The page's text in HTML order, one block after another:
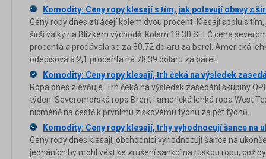
Komodity: Ceny ropy klesají s tím, jak polevují obavy z
Ceny ropy dnes ztrácejí kolem dvou procent. Klesají spolu s
širší války na Blízkém východě. Kolem 18:30 SELČ cena
procenta a prodávala se za 80,72 dolaru za barel. Americká
odepisovala 2,1 procenta na 78,39 dolaru za barel.
Komodity: Ceny ropy klesají, trh čeká na výsledek
Ropa dnes zlevňuje. Trh čeká na výsledek zasedání skupiny
týden. Severomořská ropa Brent i americká lehká ropa West
nicméně na cestě k prvnímu ziskovému týdnu za pět týdnů.
Komodity: Ceny ropy klesají, trhy vyhodnocují šance na
Ceny ropy dnes klesají, obchodníci vyhodnocují šance na
jednáních by mohl vést ke zrušení sankcí na ruskou ropu, což